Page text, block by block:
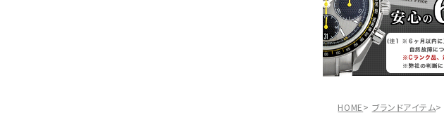
HOME ブランドアイテム